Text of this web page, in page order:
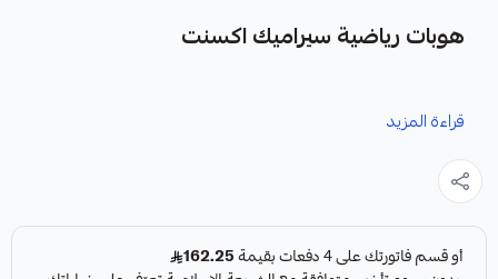
هوبات رياضية سيراميك اكسنت
الجودة مصممة خصيصاً لتعزيز أداء نظام الفرامل في سيارتك.
مميزات المنتج:
قراءة المزيد